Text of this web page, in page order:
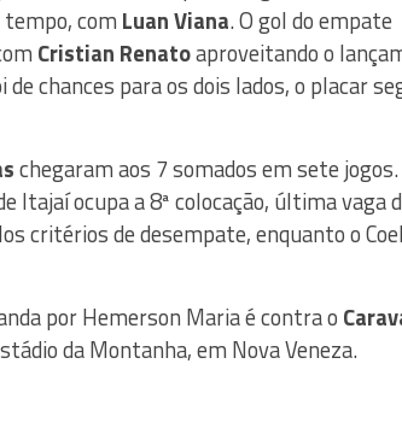
com Luan Viana. O gol do empate
Cristian Renatoaproveitando o
chances para os dois lados, o placar
chegaram aos 7 somados em sete
Itajaí ocupa a 8ª colocação, última vaga
critérios de desempate, enquanto o
por Hemerson Maria é contra o
da Montanha, em Nova Veneza.